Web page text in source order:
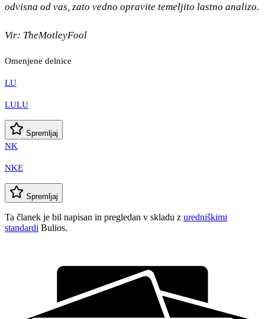
odvisna od vas, zato vedno opravite temeljito lastno analizo.
Vir: TheMotleyFool
Omenjene delnice
LU
LULU
Spremljaj
NK
NKE
Spremljaj
Ta članek je bil napisan in pregledan v skladu z uredniškimi
standardi Bulios.